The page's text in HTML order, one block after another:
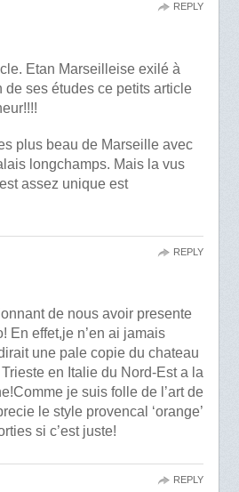
Etan Marseilleise exilé à
de ses études ce petits article
plus beau de Marseille avec
longchamps. Mais la vus
assez unique est
REPLY
de nous avoir presente
En effet,je n’en ai jamais
une pale copie du chateau
en Italie du Nord-Est a la
je suis folle de l’art de
le style provencal ‘orange’
si c’est juste!
REPLY
REPLY